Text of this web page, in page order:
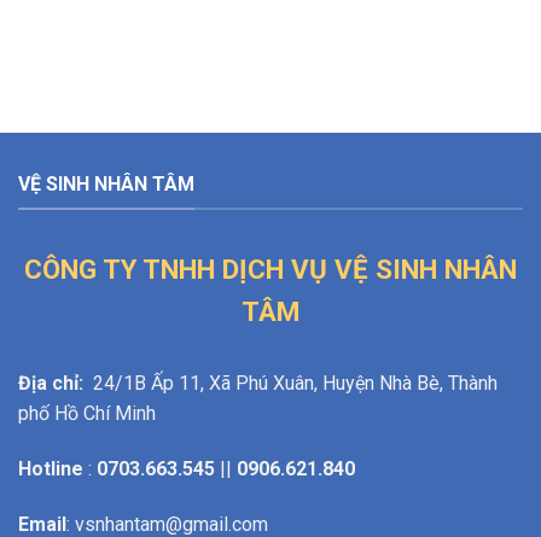
VỆ SINH NHÂN TÂM
CÔNG TY TNHH DỊCH VỤ VỆ SINH NHÂN
TÂM
Địa chỉ: 24/1B Ấp 11, Xã Phú Xuân, Huyện Nhà Bè, Thành
phố Hồ Chí Minh
Hotline : 0703.663.545 || 0906.621.840
Email: vsnhantam@gmail.com